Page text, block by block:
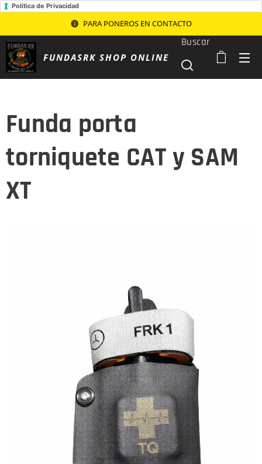
Política de Privacidad
PARA PONEROS EN CONTACTO
FUNDASRK SHOP ONLINE
Buscar
Funda porta
torniquete CAT y SAM
XT